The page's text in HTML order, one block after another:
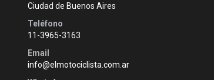
Ciudad de Buenos Aires
Teléfono
11-3965-3163
Email
info@elmotociclista.com.ar